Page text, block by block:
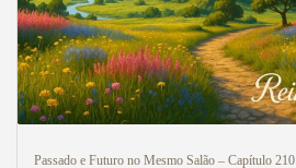
Passado e Futuro no Mesmo Salão – Capítulo 210